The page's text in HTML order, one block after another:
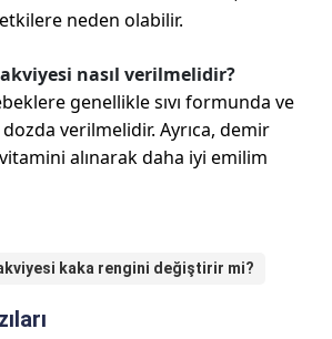
neden olabilir.
nasıl verilmelidir?
genellikle sıvı formunda ve
verilmelidir. Ayrıca, demir
alınarak daha iyi emilim
kaka rengini değiştirir mi?